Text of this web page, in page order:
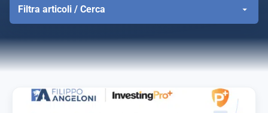
Filtra articoli / Cerca